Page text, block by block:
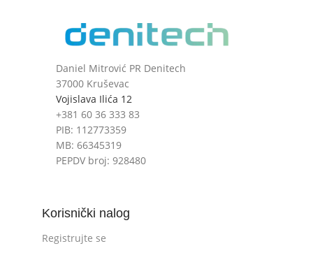
Daniel Mitrović PR Denitech
37000 Kruševac
Vojislava Ilića 12
+381 60 36 333 83
PIB: 112773359
MB: 66345319
PEPDV broj: 928480
Korisnički nalog
Registrujte se